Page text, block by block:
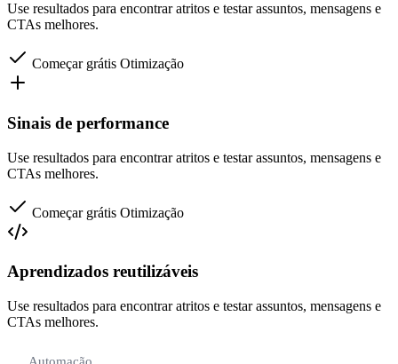
Use resultados para encontrar atritos e testar assuntos, mensagens e
CTAs melhores.
Começar grátis Otimização
Sinais de performance
Use resultados para encontrar atritos e testar assuntos, mensagens e
CTAs melhores.
Começar grátis Otimização
Aprendizados reutilizáveis
Use resultados para encontrar atritos e testar assuntos, mensagens e
CTAs melhores.
Automação